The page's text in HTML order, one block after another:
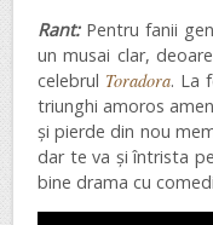
Rant:Pentru fanii
un musai clar,
celebrul Toradora. La
triunghi amoros
și pierde din nou
dar te va și întrista
bine drama cu